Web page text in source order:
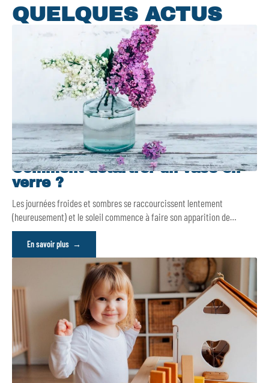
QUELQUES ACTUS
Comment détartrer un vase en
verre ?
Les journées froides et sombres se raccourcissent lentement
(heureusement) et le soleil commence à faire son apparition de…
En savoir plus